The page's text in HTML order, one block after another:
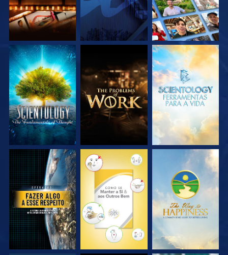
EXPLORE A SÉRIE EXPLORE A SÉRIE EXPLORE A SÉRIE
VEJA VEJA VEJA